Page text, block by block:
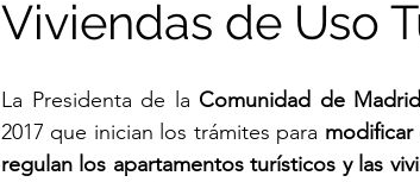
Viviendas de Uso
La Presidenta de la Comunidad de Madrid
2017 que inician los trámites para
regulan los apartamentos turísticos y las